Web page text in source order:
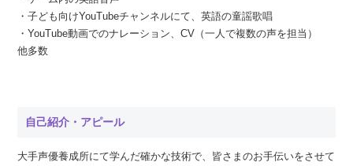
・子ども向けYouTubeチャンネルにて、英語の童謡歌唱
・YouTube動画でのナレーション、CV（一人で複数の声を担当）
他多数
自己紹介・アピール
大手声優養成所にて学んだ確かな技術で、皆さまのお手伝いをさせて